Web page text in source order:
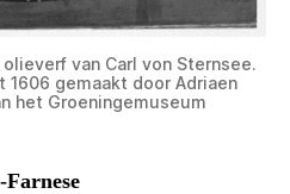
van Carl von Sternsee.
gemaakt door Adriaen
het Groeningemuseum